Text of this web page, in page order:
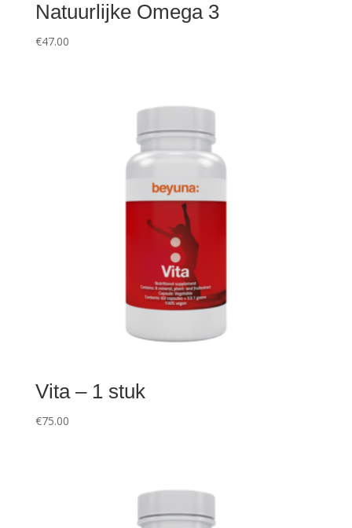
Natuurlijke Omega 3
€47.00
Vita – 1 stuk
€75.00